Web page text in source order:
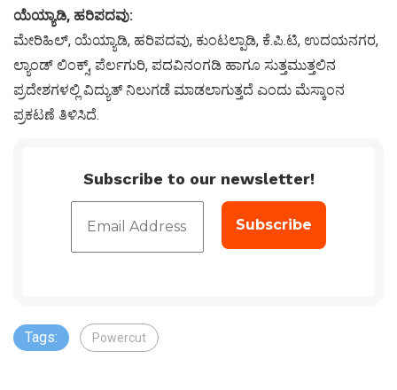
ಯೆಯ್ಯಾಡಿ, ಹರಿಪದವು:
ಮೇರಿಹಿಲ್, ಯೆಯ್ಯಾಡಿ, ಹರಿಪದವು, ಕುಂಟಲ್ಪಾಡಿ, ಕೆ.ಪಿ.ಟಿ, ಉದಯನಗರ,
ಲ್ಯಾಂಡ್ ಲಿಂಕ್ಸ್, ಪೆರ್ಲಗುರಿ, ಪದವಿನಂಗಡಿ ಹಾಗೂ ಸುತ್ತಮುತ್ತಲಿನ
ಪ್ರದೇಶಗಳಲ್ಲಿ ವಿದ್ಯುತ್ ನಿಲುಗಡೆ ಮಾಡಲಾಗುತ್ತದೆ ಎಂದು ಮೆಸ್ಕಾಂನ
ಪ್ರಕಟಣೆ ತಿಳಿಸಿದೆ.
Subscribe to our newsletter!
Tags: Powercut